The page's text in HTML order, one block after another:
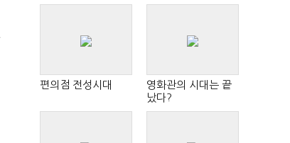
편의점 전성시대
영화관의 시대는 끝
났다?